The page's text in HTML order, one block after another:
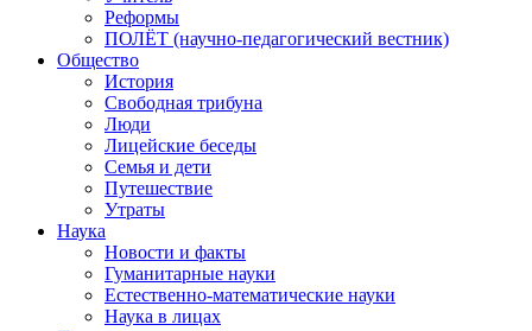
Реформы
ПОЛЁТ (научно-педагогический вестник)
Общество
История
Свободная трибуна
Люди
Лицейские беседы
Семья и дети
Путешествие
Утраты
Наука
Новости и факты
Гуманитарные науки
Естественно-математические науки
Наука в лицах